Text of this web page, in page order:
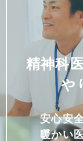
精神科
や
安心安
暖かい